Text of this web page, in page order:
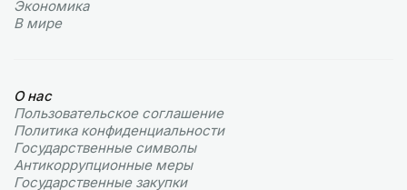
Экономика
В мире
О нас
Пользовательское соглашение
Политика конфиденциальности
Государственные символы
Антикоррупционные меры
Государственные закупки